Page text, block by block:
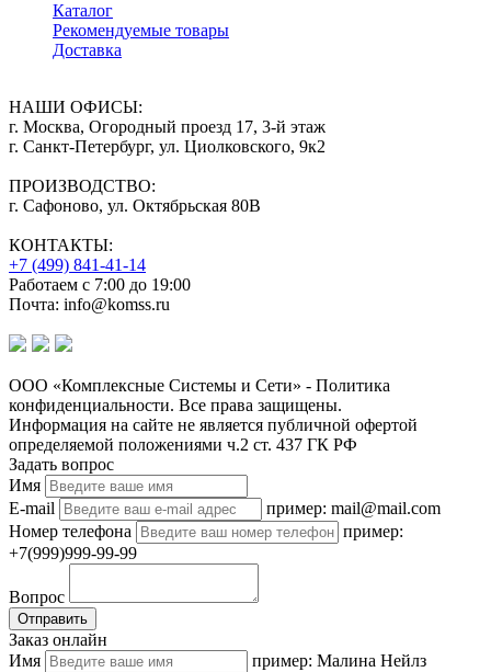
Каталог
Рекомендуемые товары
Доставка
НАШИ ОФИСЫ:
г. Москва, Огородный проезд 17, 3-й этаж
г. Санкт-Петербург, ул. Циолковского, 9к2
ПРОИЗВОДСТВО:
г. Сафоново, ул. Октябрьская 80В
КОНТАКТЫ:
+7 (499) 841-41-14
Работаем с 7:00 до 19:00
Почта: info@komss.ru
ООО «Комплексные Системы и Сети» - Политика
конфиденциальности. Все права защищены.
Информация на сайте не является публичной офертой
определяемой положениями ч.2 ст. 437 ГК РФ
Задать вопрос
Имя
E-mail
пример: mail@mail.com
Номер телефона
пример:
+7(999)999-99-99
Вопрос
Отправить
Заказ онлайн
Имя
пример: Малина Нейлз